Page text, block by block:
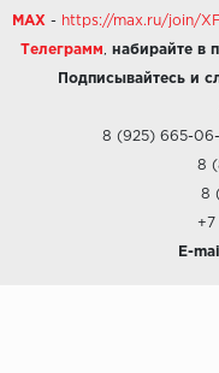
MAX - https://max.ru/join/
Телеграмм набирайте в
Подписывайтесь и
8 (925) 665-
8
8
E-